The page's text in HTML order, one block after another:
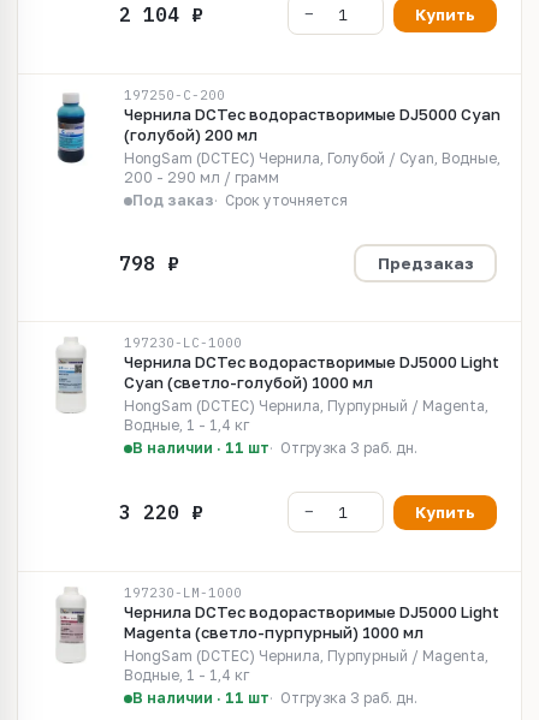
Купить
197250-C-200
Чернила DCTec водорастворимые DJ5000 Cyan
(голубой) 200 мл
HongSam (DCTEC) Чернила, Голубой / Cyan, Водные,
200 - 290 мл / грамм
Под заказ
Срок уточняется
Предзаказ
197230-LC-1000
Чернила DCTec водорастворимые DJ5000 Light
Cyan (светло-голубой) 1000 мл
HongSam (DCTEC) Чернила, Пурпурный / Magenta,
Водные, 1 - 1,4 кг
В наличии · 11 шт
Отгрузка 3 раб. дн.
Купить
197230-LM-1000
Чернила DCTec водорастворимые DJ5000 Light
Magenta (светло-пурпурный) 1000 мл
HongSam (DCTEC) Чернила, Пурпурный / Magenta,
Водные, 1 - 1,4 кг
В наличии · 11 шт
Отгрузка 3 раб. дн.